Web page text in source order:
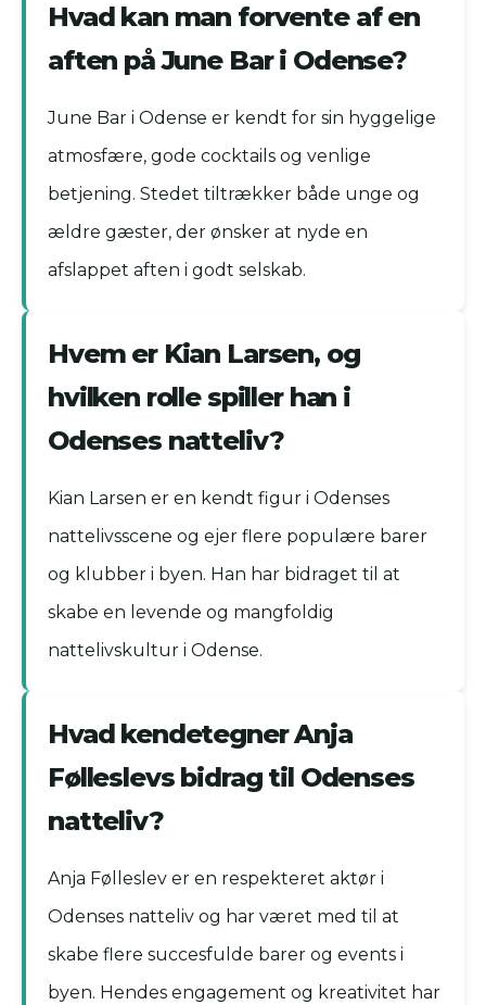
Hvad kan man forvente af en
aften på June Bar i Odense?
June Bar i Odense er kendt for sin hyggelige
atmosfære, gode cocktails og venlige
betjening. Stedet tiltrækker både unge og
ældre gæster, der ønsker at nyde en
afslappet aften i godt selskab.
Hvem er Kian Larsen, og
hvilken rolle spiller han i
Odenses natteliv?
Kian Larsen er en kendt figur i Odenses
nattelivsscene og ejer flere populære barer
og klubber i byen. Han har bidraget til at
skabe en levende og mangfoldig
nattelivskultur i Odense.
Hvad kendetegner Anja
Følleslevs bidrag til Odenses
natteliv?
Anja Følleslev er en respekteret aktør i
Odenses natteliv og har været med til at
skabe flere succesfulde barer og events i
byen. Hendes engagement og kreativitet har